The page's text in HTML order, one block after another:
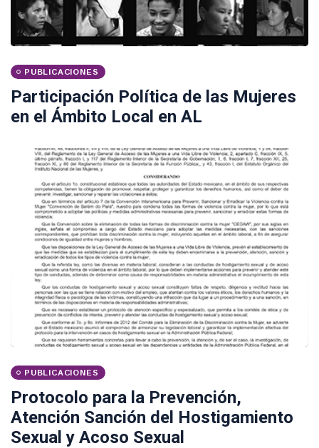
PUBLICACIONES
Participación Política de las Mujeres
en el Ámbito Local en AL
PUBLICACIONES
Protocolo para la Prevención,
Atención Sanción del Hostigamiento
Sexual y Acoso Sexual